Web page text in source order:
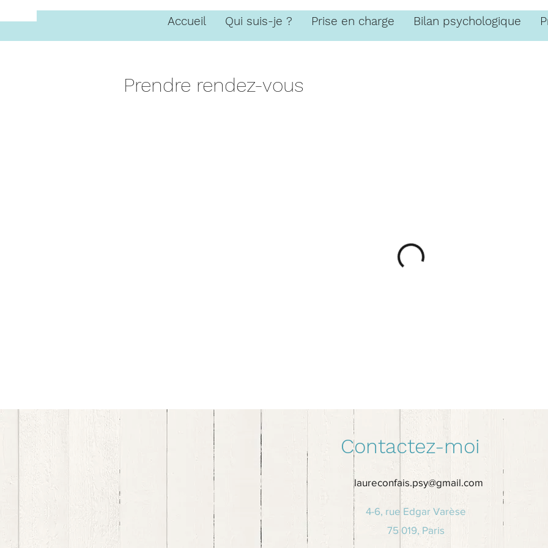
Accueil Qui suis-je ? Prise en charge Bilan psychologique
Prendre rendez-vous
Contactez-moi
laureconfais.psy@gmail.com
4-6, rue Edgar Varèse
75 019, Paris